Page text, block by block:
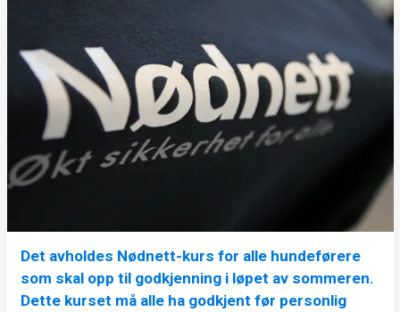
Det avholdes Nødnett-kurs for alle hundeførere
som skal opp til godkjenning i løpet av sommeren.
Dette kurset må alle ha godkjent før personlig